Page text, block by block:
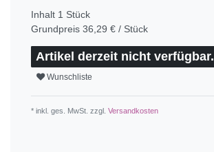
Inhalt 1 Stück
Grundpreis 36,29 € / Stück
Artikel derzeit nicht verfügbar.
Wunschliste
* inkl. ges. MwSt. zzgl. Versandkosten